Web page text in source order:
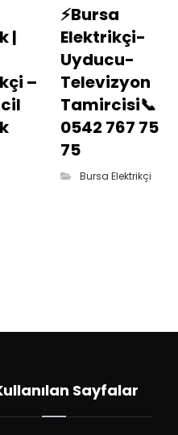
|
–
⚡Bursa
Elektrikçi-
Uyducu-
Televizyon
Tamircisi📞
0542 767 75
75
Bursa Elektrikçi
Sayfalar